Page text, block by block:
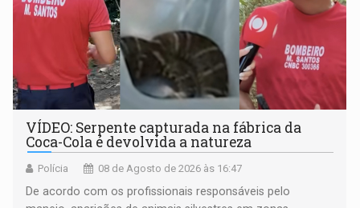
VÍDEO: Serpente capturada na fábrica da
Coca-Cola é devolvida a natureza
Polícia 08 de Agosto de 2026 às 16:47
De acordo com os profissionais responsáveis pelo